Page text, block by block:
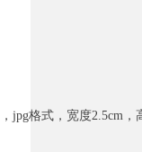
格式，宽度2.5cm，